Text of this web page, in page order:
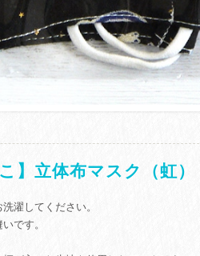
】立体布マスク（虹
濯してください。
です。